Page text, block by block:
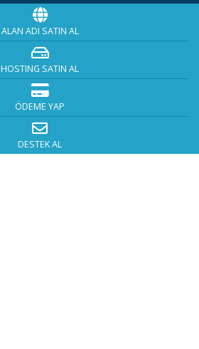
ALAN ADI SATIN AL
HOSTING SATIN AL
ÖDEME YAP
DESTEK AL